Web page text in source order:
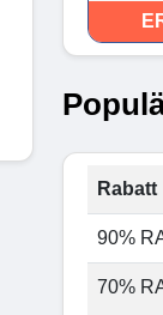
90%
70%